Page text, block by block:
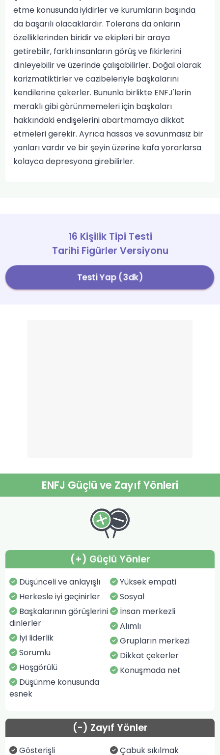
etme konusunda iyidirler ve kurumların başında
da başarılı olacaklardır. Tolerans da onların
özelliklerinden biridir ve ekipleri bir araya
getirebilir, farklı insanların görüş ve fikirlerini
dinleyebilir ve üzerinde çalışabilirler. Doğal olarak
karizmatiktirler ve cazibeleriyle başkalarını
kendilerine çekerler. Bununla birlikte ENFJ'lerin
meraklı gibi görünmemeleri için başkaları
hakkındaki endişelerini abartmamaya dikkat
etmeleri gerekir. Ayrıca hassas ve savunmasız bir
yanları vardır ve bir şeyin üzerine kafa yorarlarsa
kolayca depresyona girebilirler.
16 Kişilik Tipi Testi
Tarihi Figürler Versiyonu
Testi Yap (3dk)
ENFJ Güçlü ve Zayıf Yönleri
(+) Güçlü Yönler
Düşünceli ve anlayışlı
Herkesle iyi geçinirler
Başkalarının görüşlerini
dinlerler
İyi liderlik
Sorumlu
Hoşgörülü
Düşünme konusunda
esnek
Yüksek empati
Sosyal
İnsan merkezli
Alımlı
Grupların merkezi
Dikkat çekerler
Konuşmada net
(-) Zayıf Yönler
Gösterişli Çabuk sıkılmak